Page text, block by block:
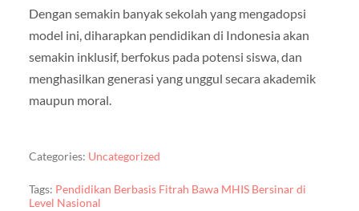
Dengan semakin banyak sekolah yang mengadopsi
model ini, diharapkan pendidikan di Indonesia akan
semakin inklusif, berfokus pada potensi siswa, dan
menghasilkan generasi yang unggul secara akademik
maupun moral.
Categories: Uncategorized
Tags: Pendidikan Berbasis Fitrah Bawa MHIS Bersinar di
Level Nasional